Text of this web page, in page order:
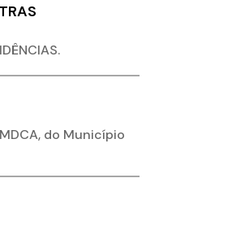
do Município